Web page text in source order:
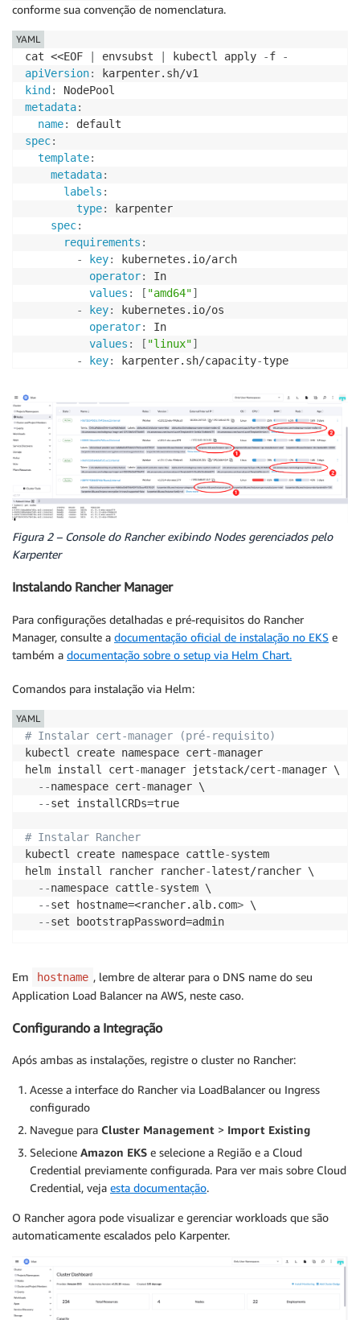
conforme sua convenção de nomenclatura.
cat <<EOF envsubst kubectl apply -f
-
apiVersion:
kind :
metadata:
name:
spec:
template:
metadata:
labels :
type:
karpenter
spec:
requirements :
-
key:
kubernetes.io/arch
operator:
In
values : [ "amd64"]
-
key:
kubernetes.io/os
operator:
In
values : [ "linux"]
-
key: karpenter.sh/capacity-type
"on-demand"
nodeClassRef
:
group: karpenter.k8s.aws
kind: EC2NodeClass
name:
apiVersion:
kind:
spec
:
amiFamily
AL2023
-
alias
al2023@latest
"${CLUSTER_NAME}-karpenter-node"
subnetSelectorTerms
tags:
karpenter.sh/discovery
securityGroupSelectorTerms
karpenter.sh/discovery: "${CLUSTER_NAME}"
EOF
YAML
Figura 2 – Console do Rancher exibindo Nodes gerenciados pelo
Karpenter
Instalando Rancher Manager
Para configurações detalhadas e pré-requisitos do Rancher
Manager, consulte a documentação oficial de instalação no EKS e
também a documentação sobre o setup via Helm Chart.
Comandos para instalação via Helm:
# Instalar cert-manager (pré-requisito)
kubectl create namespace cert-manager
helm install cert-manager jetstack/cert-manager \
- -namespace cert-manager \
- -set installCRDs=true
# Instalar Rancher
kubectl create namespace cattle-system
helm install rancher rancher-latest/rancher \
- -namespace cattle-system \
- -set hostname=<rancher.alb.com> \
- -set bootstrapPassword=admin
YAML
Em hostname , lembre de alterar para o DNS name do seu
Application Load Balancer na AWS, neste caso.
Configurando a Integração
Após ambas as instalações, registre o cluster no Rancher:
Acesse a interface do Rancher via LoadBalancer ou Ingress
configurado
Navegue para Cluster Management > Import Existing
Selecione Amazon EKS e selecione a Região e a Cloud
Credential previamente configurada. Para ver mais sobre Cloud
Credential, veja esta documentação.
O Rancher agora pode visualizar e gerenciar workloads que são
automaticamente escalados pelo Karpenter.